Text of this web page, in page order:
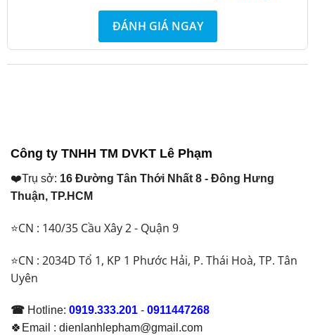
ĐÁNH GIÁ NGAY
Công ty TNHH TM DVKT Lê Phạm
❤️Trụ sở: 16 Đường Tân Thới Nhất 8 - Đông Hưng
Thuận, TP.HCM
⭐CN : 140/35 Cầu Xây 2 - Quận 9
⭐CN : 2034D Tổ 1, KP 1 Phước Hải, P. Thái Hoà, TP. Tân
Uyên
☎ Hotline: 0919.333.201 - 0911447268
🍀Email : dienlanhlepham@gmail.com